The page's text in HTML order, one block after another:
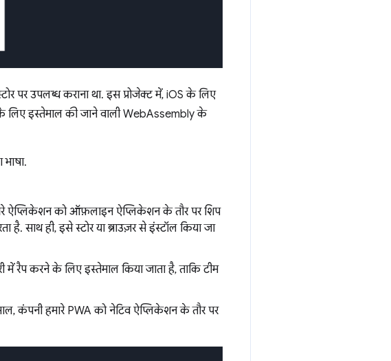
पर उपलब्ध कराना था. इस प्रोजेक्ट में, iOS के लिए
के लिए इस्तेमाल की जाने वाली WebAssembly के
ऐप्लिकेशन को ऑफ़लाइन ऐप्लिकेशन के तौर पर शिप
साथ ही, इसे स्टोर या ब्राउज़र से इंस्टॉल किया जा
रैप करने के लिए इस्तेमाल किया जाता है, ताकि टीम
कंपनी हमारे PWA को नेटिव ऐप्लिकेशन के तौर पर